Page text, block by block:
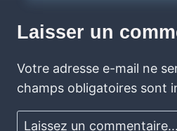
Laisser un
Votre adresse e-mail ne
champs obligatoires sont